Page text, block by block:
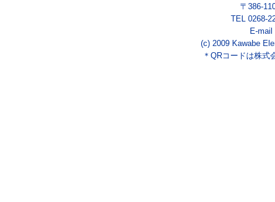
〒386-
TEL 0268-
E-mail
(c) 2009 Kawabe
＊QRコードは株式